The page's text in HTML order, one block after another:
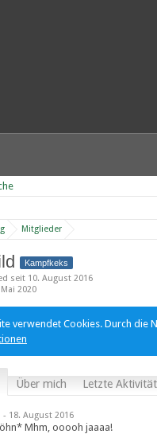
Mitglieder
Kampfkeks
seit 10. August 2016
2020
verwendet Cookies. Durch die
Über mich Letzte
- 18. August 2016
Mhm, ooooh jaaaa!